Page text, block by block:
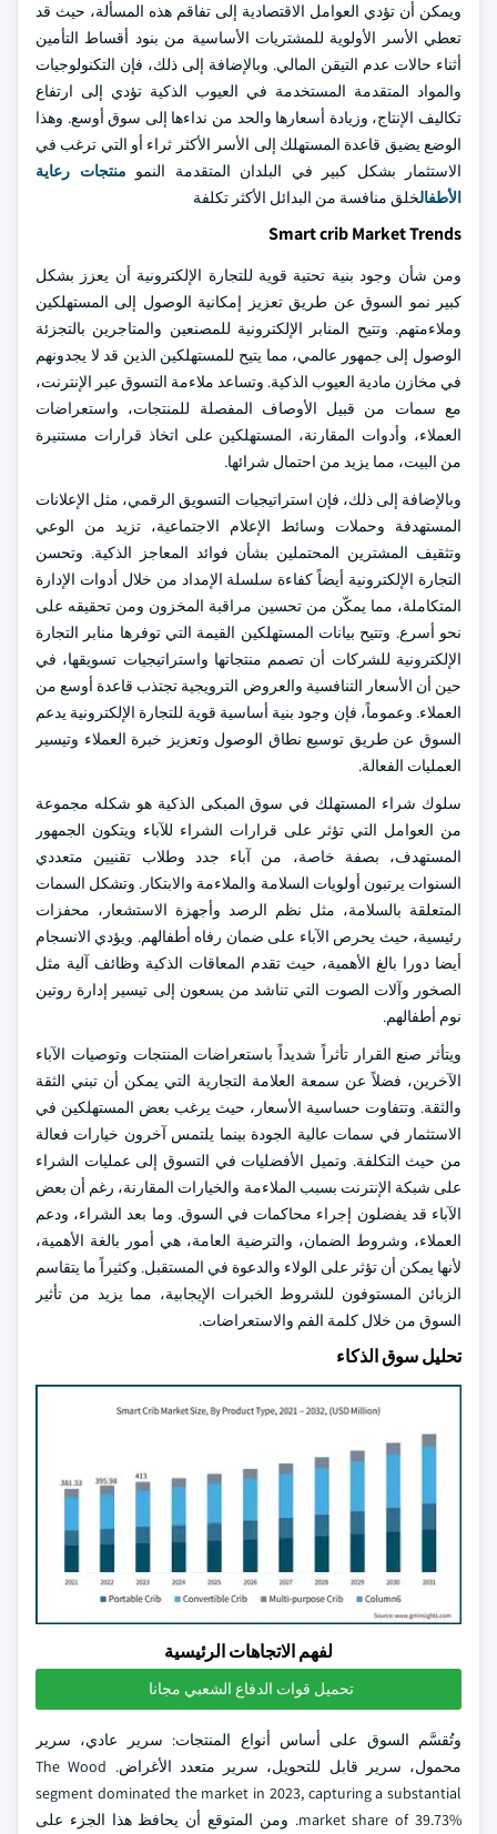
ويمكن أن تؤدي العوامل الاقتصادية إلى تفاقم هذه المسألة، حيث قد
تعطي الأسر الأولوية للمشتريات الأساسية من بنود أقساط التأمين
أثناء حالات عدم التيقن المالي. وبالإضافة إلى ذلك، فإن التكنولوجيات
والمواد المتقدمة المستخدمة في العيوب الذكية تؤدي إلى ارتفاع
تكاليف الإنتاج، وزيادة أسعارها والحد من نداءها إلى سوق أوسع. وهذا
الوضع يضيق قاعدة المستهلك إلى الأسر الأكثر ثراء أو التي ترغب في
الاستثمار بشكل كبير في البلدان المتقدمة النمو منتجات رعاية
الأطفالخلق منافسة من البدائل الأكثر تكلفة
Smart crib Market Trends
ومن شأن وجود بنية تحتية قوية للتجارة الإلكترونية أن يعزز بشكل
كبير نمو السوق عن طريق تعزيز إمكانية الوصول إلى المستهلكين
وملاءمتهم. وتتيح المنابر الإلكترونية للمصنعين والمتاجرين بالتجزئة
الوصول إلى جمهور عالمي، مما يتيح للمستهلكين الذين قد لا يجدونهم
في مخازن مادية العيوب الذكية. وتساعد ملاءمة التسوق عبر الإنترنت،
مع سمات من قبيل الأوصاف المفصلة للمنتجات، واستعراضات
العملاء، وأدوات المقارنة، المستهلكين على اتخاذ قرارات مستنيرة
من البيت، مما يزيد من احتمال شرائها.
وبالإضافة إلى ذلك، فإن استراتيجيات التسويق الرقمي، مثل الإعلانات
المستهدفة وحملات وسائط الإعلام الاجتماعية، تزيد من الوعي
وتثقيف المشترين المحتملين بشأن فوائد المعاجز الذكية. وتحسن
التجارة الإلكترونية أيضاً كفاءة سلسلة الإمداد من خلال أدوات الإدارة
المتكاملة، مما يمكّن من تحسين مراقبة المخزون ومن تحقيقه على
نحو أسرع. وتتيح بيانات المستهلكين القيمة التي توفرها منابر التجارة
الإلكترونية للشركات أن تصمم منتجاتها واستراتيجيات تسويقها، في
حين أن الأسعار التنافسية والعروض الترويجية تجتذب قاعدة أوسع من
العملاء. وعموماً، فإن وجود بنية أساسية قوية للتجارة الإلكترونية يدعم
السوق عن طريق توسيع نطاق الوصول وتعزيز خبرة العملاء وتيسير
العمليات الفعالة.
سلوك شراء المستهلك في سوق المبكى الذكية هو شكله مجموعة
من العوامل التي تؤثر على قرارات الشراء للآباء ويتكون الجمهور
المستهدف، بصفة خاصة، من آباء جدد وطلاب تقنيين متعددي
السنوات يرتبون أولويات السلامة والملاءمة والابتكار. وتشكل السمات
المتعلقة بالسلامة، مثل نظم الرصد وأجهزة الاستشعار، محفزات
رئيسية، حيث يحرص الآباء على ضمان رفاه أطفالهم. ويؤدي الانسجام
أيضا دورا بالغ الأهمية، حيث تقدم المعاقات الذكية وظائف آلية مثل
الصخور وآلات الصوت التي تناشد من يسعون إلى تيسير إدارة روتين
نوم أطفالهم.
ويتأثر صنع القرار تأثراً شديداً باستعراضات المنتجات وتوصيات الآباء
الآخرين، فضلاً عن سمعة العلامة التجارية التي يمكن أن تبني الثقة
والثقة. وتتفاوت حساسية الأسعار، حيث يرغب بعض المستهلكين في
الاستثمار في سمات عالية الجودة بينما يلتمس آخرون خيارات فعالة
من حيث التكلفة. وتميل الأفضليات في التسوق إلى عمليات الشراء
على شبكة الإنترنت بسبب الملاءمة والخيارات المقارنة، رغم أن بعض
الآباء قد يفضلون إجراء محاكمات في السوق. وما بعد الشراء، ودعم
العملاء، وشروط الضمان، والترضية العامة، هي أمور بالغة الأهمية،
لأنها يمكن أن تؤثر على الولاء والدعوة في المستقبل. وكثيراً ما يتقاسم
الزبائن المستوفون للشروط الخبرات الإيجابية، مما يزيد من تأثير
السوق من خلال كلمة الفم والاستعراضات.
تحليل سوق الذكاء
لفهم الاتجاهات الرئيسية
تحميل قوات الدفاع الشعبي مجانا
وتُقسَّم السوق على أساس أنواع المنتجات: سرير عادي، سرير
محمول، سرير قابل للتحويل، سرير متعدد الأغراض. The Wood
segment dominated the market in 2023, capturing a substantial
market share of 39.73%. ومن المتوقع أن يحافظ هذا الجزء على